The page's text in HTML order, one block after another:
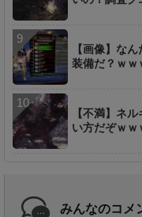
【画像】な
装備だ？ｗｗ
【不満】ネ
い方だぞｗｗ
みんなのコメ